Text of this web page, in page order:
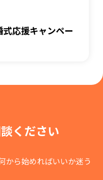
式応援キャンペー
ください
から始めればいいか迷う